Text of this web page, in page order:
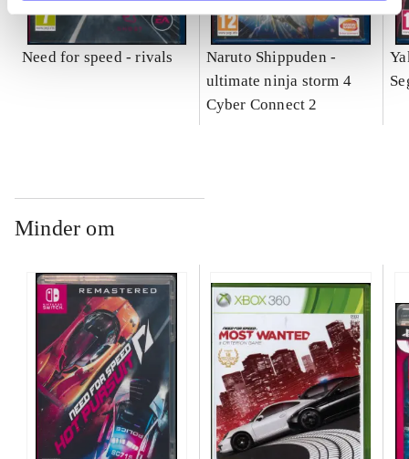
Need for speed - rivals
Naruto Shippuden -
ultimate ninja storm 4
Cyber Connect 2
Minder om